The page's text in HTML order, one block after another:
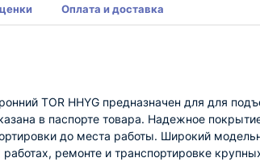
Оплата и доставка
TOR HHYG предназначен для для
в паспорте товара. Надежное
до места работы. Широкий
ремонте и транспортировке